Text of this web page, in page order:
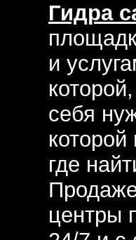
Гидра
и
себя
где
центры